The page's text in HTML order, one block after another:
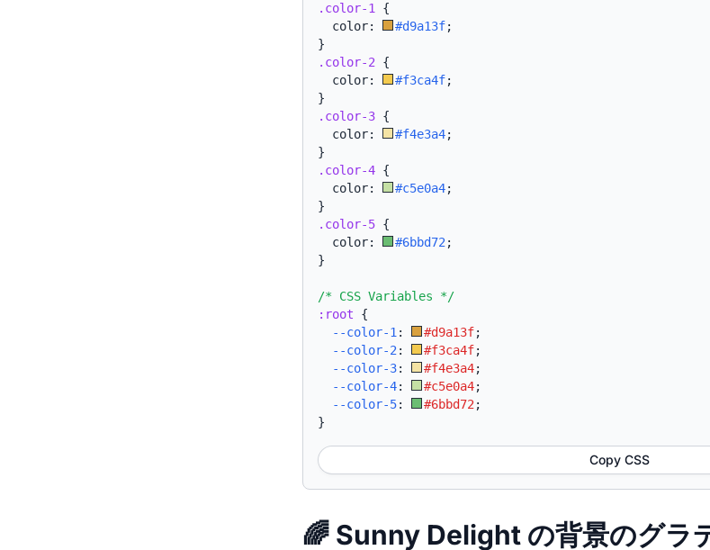
.color-1
{
  color:
#d9a13f;
}
.color-2 {
  color:
#f3ca4f;
}
.color-3 {
  color:
#f4e3a4;
}
.color-4 {
  color:
#c5e0a4;
}
.color-5 {
  color:
#6bbd72 ;
}
/* CSS Variables */
:root {
--color-1 : #d9a13f;
--color-2 : #f3ca4f;
--color-3: #f4e3a4;
--color-4: #c5e0a4;
--color-5: #6bbd72 ;
}
Copy CSS
🌈 Sunny Delight の背景のグラ